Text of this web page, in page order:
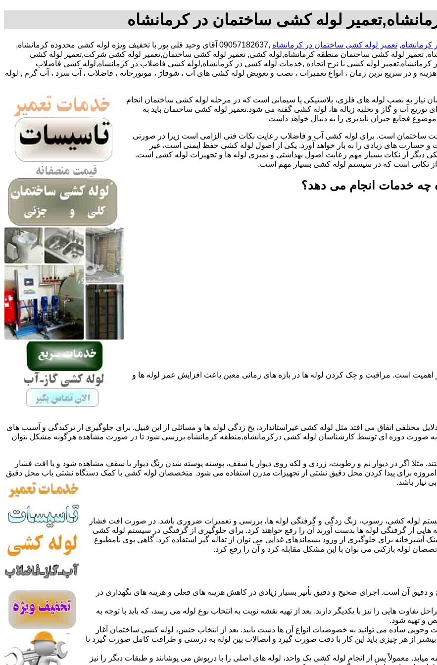
لوله کشی ساختمان در کرمانشاه
کرمانشاه, تعمیر لوله کشی ساختمان در کرمانشاه
,09057182637 آقای وحید قلی پور با تخفیف ویژه لوله کشی محدوده کرمانشاه,
تعمیر لوله کشی ساختمان منطقه کرمانشاه,لوله کشی, تعمیر لوله کشی ساختمان,تعمیر لوله کشی شرکت,تعمیر لوله کشی
کرمانشاه,تعمیر لوله کشی با نرخ اتحاده ,خدمات لوله کشی در کرمانشاه,لوله کشی فاضلاب در کرمانشاه,لوله کشی فاضلاب
و در سریع ترین زمان ، انواع تعمیرات ، نصب و تعویض لوله کشی های آب ، شوفاژ ، موتورخانه ، فاضلاب ، آب سرد ، آب گرم , لوله
نیاز به نصب لوله های فلزی، پلاستیکی یا سیمانی است که در مرحله لوله کشی ساختمان انجام
آب و گاز و تخلیه زباله ها، لوله کشی گفته می شود.تعمیر لوله کشی ساختمان باید به
فجایع جبران ناپذیری را به دنبال خواهد داشت
ساختمان است. برای لوله کشی آب و فاضلاب رعایت نکات فنی الزامی است زیرا در صورتی
و خسارت های زیادی را به بار خواهد آورد. یکی از اصول لوله کشی حفظ ایمنی است، غیر
دیگر از نکات بسیار مهم رعایت اصول بهداشتی و تمیزی لوله ها و تجهیزات لوله کشی است.
از نکاتی است که در سیستم لوله کشی بسیار مهم است.
چه خدمات انجام می دهد؟
اهمیت است. مراقبت و چک کردن لوله ها در بازه های زمانی معین باعث افزایش عمر لوله ها و
مختلفی اتفاق می افتد مثل لوله کشی غیراستاندارد، یخ زدگی لوله ها و مسائلی از این قبیل. برای جلوگیری از ترکیدگی و آسیب های
دوره ای توسط کارشناسان لوله کشی درکرمانشاه,منطقه کرمانشاه بررسی شود تا در صورت مشاهده هرگونه مشکل بتوان
مثلا اگر در دیوار نم و رطوبت، زردی و لکه روی دیوار یا سقف، پوسته پوسته شدن رنگ دیوار یا سقف مشاهده شود و یا افت فشار
امروزه برای پیدا کردن محل دقیق نشتی از تجهیزات مدرن استفاده می شود. متخصصان لوله کشی با کمک دستگاه نشتی یاب محل دقیق
نیاز باشد.
لوله کشی، رسوب، زنگ زدگی و گرفتگی لوله ها، بررسی و تعمیرات ضروری باشد. در صورت افت فشار
از گرفتگی لوله ها بدست آورند آن را رفع خواهند کرد. برای جلوگیری از گرفتگی در سیستم لوله کشی
برای جلوگیری از ورود پسماندهای غذایی می توان از تفاله گیر استفاده کرد. گاهی بوی نامطبوع
لوله بازکنی می توان با این مشکل مقابله کرد و آن را رفع کرد.
آن است. اجرای صحیح و دقیق تأثیر بسیار زیادی در کاهش هزینه های فعلی و هزینه های نگهداری در
تفاوت هایی را نیز با یکدیگر دارند. بعد از تهیه نقشه نوبت به انتخاب نوع لوله می رسد، که باید با توجه به
و تهیه شود.
وجویی ساده می توانید به خصوصیات انواع آن ها دست یابید. بعد از انتخاب جنس، لوله کشی ساختمان آغاز
از هر چیزی باید این کار با دقت صورت گیرد و اتصالات بین لوله به درستی و ظرافت کامل صورت گیرد تا
میابد. معمولاً پس از انجام لوله کشی یک واحد، لوله های اصلی را با درپوش می پوشانند و طبقات دیگر را نیز